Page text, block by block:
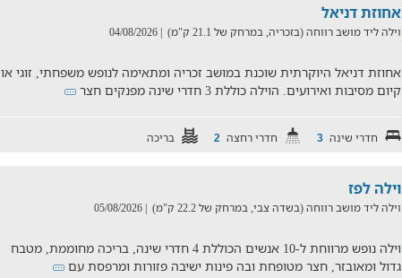
אחוזת דניאל
וילה ליד מושב רווחה (בזכריה, במרחק של 21.1 ק"מ) | 04/08/2026
אחוזת דניאל היוקרתית שוכנת במושב זכריה ומתאימה לנופש משפחתי, זוגי או
קיום מסיבות ואירועים. הוילה כוללת 3 חדרי שינה מפנקים חצר
חדרי שינה 3 חדרי רחצה 2 בריכה
וילה לפז
וילה ליד מושב רווחה (בשדה צבי, במרחק של 22.2 ק"מ) | 05/08/2026
וילה נופש מרווחת ל-10 אנשים הכוללת 4 חדרי שינה, בריכה מחוממת, מטבח
גדול ומאובזר, חצר מטופחת ובה פינות ישיבה פזורות ומרפסת עם